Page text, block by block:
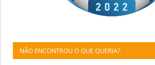
NÃO ENCONTROU O QUE QUERIA?